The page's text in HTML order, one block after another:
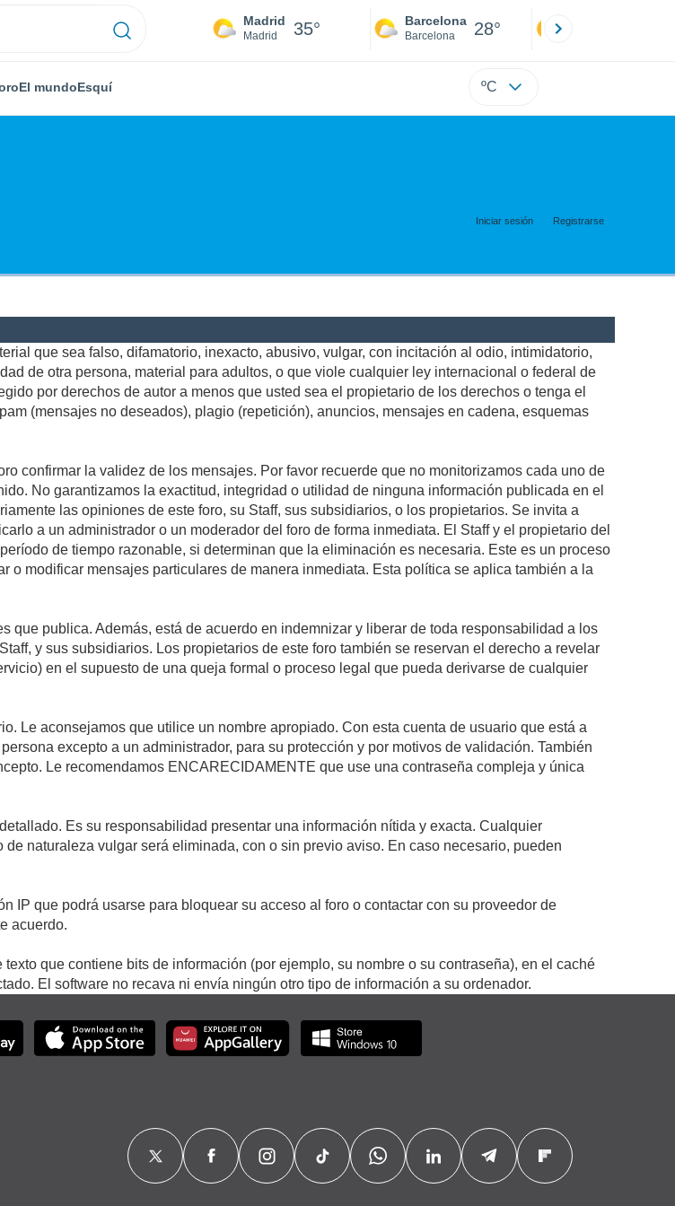
Madrid
Madrid 35° Barcelona
Barcelona 28°
El mundoEsquí ºC
Iniciar sesión Registrarse
que sea falso, difamatorio, inexacto, abusivo, vulgar, con incitación al odio, intimidatorio,
de otra persona, material para adultos, o que viole cualquier ley internacional o federal de
por derechos de autor a menos que usted sea el propietario de los derechos o tenga el
(mensajes no deseados), plagio (repetición), anuncios, mensajes en cadena, esquemas
confirmar la validez de los mensajes. Por favor recuerde que no monitorizamos cada uno de
No garantizamos la exactitud, integridad o utilidad de ninguna información publicada en el
las opiniones de este foro, su Staff, sus subsidiarios, o los propietarios. Se invita a
a un administrador o un moderador del foro de forma inmediata. El Staff y el propietario del
de tiempo razonable, si determinan que la eliminación es necesaria. Este es un proceso
o modificar mensajes particulares de manera inmediata. Esta política se aplica también a la
que publica. Además, está de acuerdo en indemnizar y liberar de toda responsabilidad a los
y sus subsidiarios. Los propietarios de este foro también se reservan el derecho a revelar
en el supuesto de una queja formal o proceso legal que pueda derivarse de cualquier
Le aconsejamos que utilice un nombre apropiado. Con esta cuenta de usuario que está a
excepto a un administrador, para su protección y por motivos de validación. También
Le recomendamos ENCARECIDAMENTE que use una contraseña compleja y única
Es su responsabilidad presentar una información nítida y exacta. Cualquier
naturaleza vulgar será eliminada, con o sin previo aviso. En caso necesario, pueden
IP que podrá usarse para bloquear su acceso al foro o contactar con su proveedor de
acuerdo.
que contiene bits de información (por ejemplo, su nombre o su contraseña), en el caché
El software no recava ni envía ningún otro tipo de información a su ordenador.